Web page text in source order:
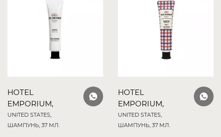
HOTEL
EMPORIUM,
UNITED STATES,
ШАМПУНЬ, 37 МЛ.
HOTEL
EMPORIUM,
UNITED STATES,
ШАМПУНЬ, 37 МЛ.